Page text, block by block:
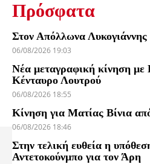
Πρόσφατα
Στον Απόλλωνα
06/08/2026 19:03
Νέα μεταγραφική κίνηση με
Κένταυρο Λουτρού
06/08/2026 18:55
Κίνηση για Ματίας Βίνια
06/08/2026 18:46
Στην τελική ευθεία η
Αντετοκούνμπο για τον Άρη